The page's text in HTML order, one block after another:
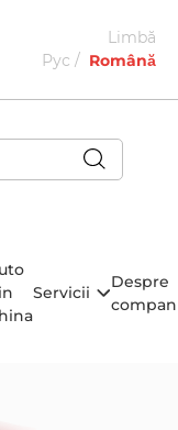
Limbă
Рус
Română
Servicii
Despre